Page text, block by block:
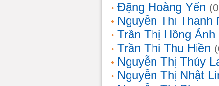
Đặng Hoàng Yến
Nguyễn Thi Thanh
Trần Thị Hồng Ánh
Trần Thi Thu Hiền
Nguyễn Thị Thúy
Nguyễn Thị Nhật